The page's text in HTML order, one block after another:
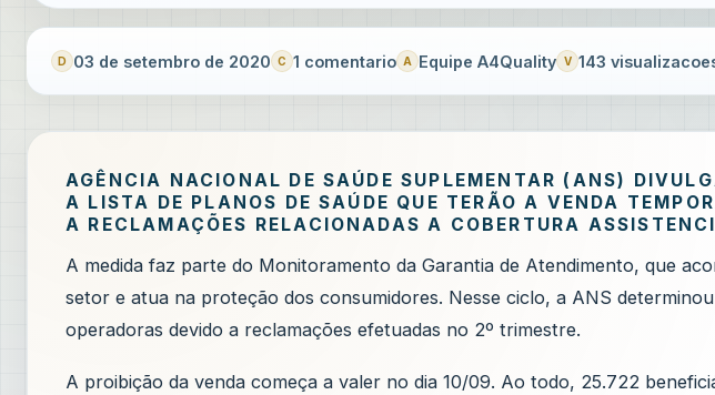
03 de setembro de 2020 1 comentario Equipe A4Quality 143
AGÊNCIA NACIONAL DE SAÚDE SUPLEMENTAR (ANS)
A LISTA DE PLANOS DE SAÚDE QUE TERÃO A VENDA
A RECLAMAÇÕES RELACIONADAS A COBERTURA
A medida faz parte do Monitoramento da Garantia de Atendimento, que
setor e atua na proteção dos consumidores. Nesse ciclo, a ANS
operadoras devido a reclamações efetuadas no 2º trimestre.
A proibição da venda começa a valer no dia 10/09. Ao todo, 25.722